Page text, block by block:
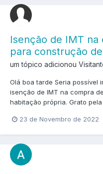
Isenção de IMT
para construção
um tópico adicionou
Olá boa tarde Seria possível
isenção de IMT na compra
habitação própria. Grato
23 de Novembro de 2022